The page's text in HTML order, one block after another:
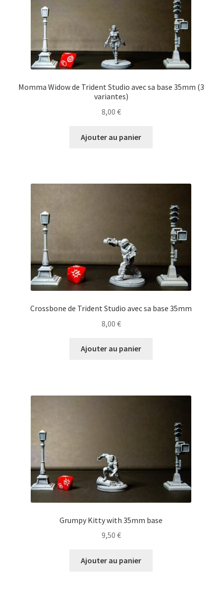
Momma Widow de Trident Studio avec sa base 35mm (3
variantes)
8,00 €
Ajouter au panier
Crossbone de Trident Studio avec sa base 35mm
8,00 €
Ajouter au panier
Grumpy Kitty with 35mm base
9,50 €
Ajouter au panier